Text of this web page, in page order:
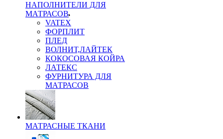
НАПОЛНИТЕЛИ ДЛЯ
МАТРАСОВ
VATEX
ФОРПЛИТ
ПЛЕД
ВОЛНИТ,ЛАЙТЕК
КОКОСОВАЯ КОЙРА
ЛАТЕКС
ФУРНИТУРА ДЛЯ
МАТРАСОВ
МАТРАСНЫЕ ТКАНИ